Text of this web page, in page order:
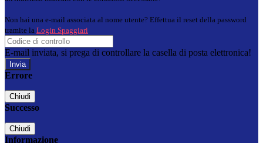
Non hai una e-mail associata al nome utente? Effettua il reset della password
tramite la Login Spaggiari
E-mail inviata, si prega di controllare la casella di posta elettronica!
Errore
Chiudi
Successo
Chiudi
Informazione